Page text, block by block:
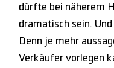
dürfte bei näherem
dramatisch sein.
Denn je mehr
Verkäufer vorlegen